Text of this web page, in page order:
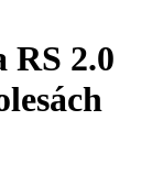
RS 2.0